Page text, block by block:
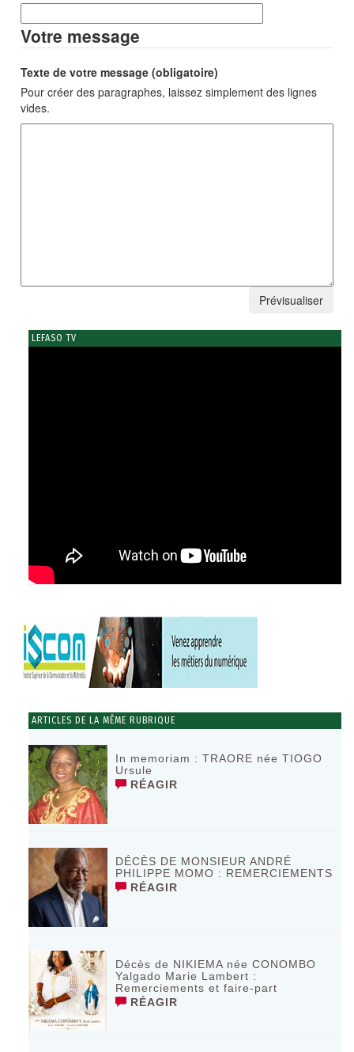
Votre message
Texte de votre message (obligatoire)
Pour créer des paragraphes, laissez simplement des lignes
vides.
LEFASO TV
ARTICLES DE LA MÊME RUBRIQUE
In memoriam : TRAORE née TIOGO
Ursule
RÉAGIR
DÉCÈS DE MONSIEUR ANDRÉ
PHILIPPE MOMO : REMERCIEMENTS
RÉAGIR
Décès de NIKIEMA née CONOMBO
Yalgado Marie Lambert :
Remerciements et faire-part
RÉAGIR